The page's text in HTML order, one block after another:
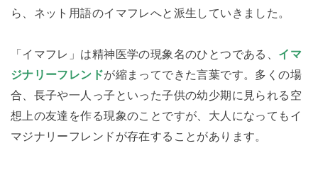
ら、ネット用語のイマフレへと派生していきました。
「イマフレ」は精神医学の現象名のひとつである、 イマ
ジナリーフレンドが縮まってできた言葉です。多くの場
合、長子や一人っ子といった子供の幼少期に見られる空
想上の友達を作る現象のことですが、大人になってもイ
マジナリーフレンドが存在することがあります。